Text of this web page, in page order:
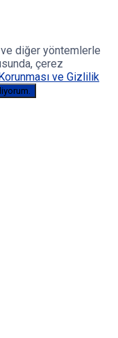
diğer yöntemlerle
çerez
ve Gizlilik